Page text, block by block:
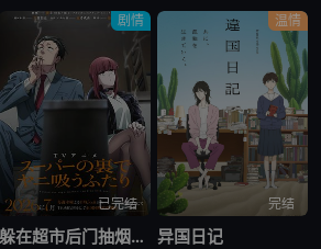
剧情
已完结
躲在超市后门抽烟的两人
温情
完结
异国日记